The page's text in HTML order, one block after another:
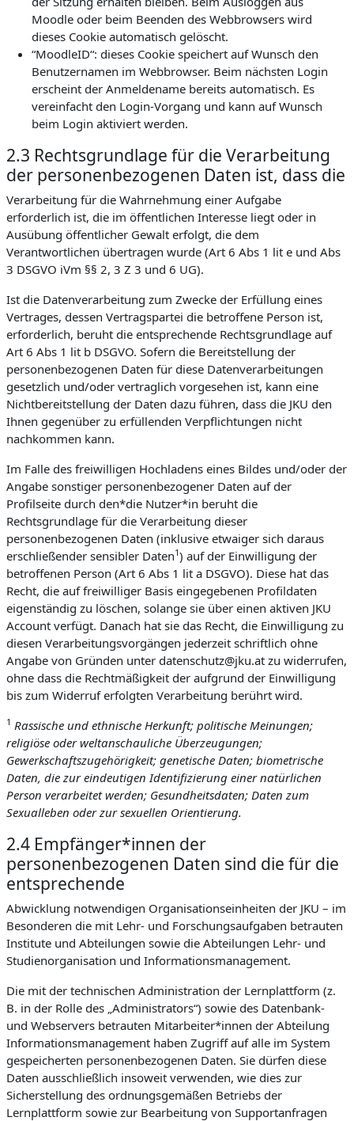
Moodle oder beim Beenden des Webbrowsers wird
dieses Cookie automatisch gelöscht.
“MoodleID“: dieses Cookie speichert auf Wunsch den
Benutzernamen im Webbrowser. Beim nächsten Login
erscheint der Anmeldename bereits automatisch. Es
vereinfacht den Login-Vorgang und kann auf Wunsch
beim Login aktiviert werden.
2.3 Rechtsgrundlage für die Verarbeitung
der personenbezogenen Daten ist, dass die
Verarbeitung für die Wahrnehmung einer Aufgabe
erforderlich ist, die im öffentlichen Interesse liegt oder in
Ausübung öffentlicher Gewalt erfolgt, die dem
Verantwortlichen übertragen wurde (Art 6 Abs 1 lit e und Abs
3 DSGVO iVm §§ 2, 3 Z 3 und 6 UG).
Ist die Datenverarbeitung zum Zwecke der Erfüllung eines
Vertrages, dessen Vertragspartei die betroffene Person ist,
erforderlich, beruht die entsprechende Rechtsgrundlage auf
Art 6 Abs 1 lit b DSGVO. Sofern die Bereitstellung der
personenbezogenen Daten für diese Datenverarbeitungen
gesetzlich und/oder vertraglich vorgesehen ist, kann eine
Nichtbereitstellung der Daten dazu führen, dass die JKU den
Ihnen gegenüber zu erfüllenden Verpflichtungen nicht
nachkommen kann.
Im Falle des freiwilligen Hochladens eines Bildes und/oder der
Angabe sonstiger personenbezogener Daten auf der
Profilseite durch den*die Nutzer*in beruht die
Rechtsgrundlage für die Verarbeitung dieser
personenbezogenen Daten (inklusive etwaiger sich daraus
erschließender sensibler Daten1) auf der Einwilligung der
betroffenen Person (Art 6 Abs 1 lit a DSGVO). Diese hat das
Recht, die auf freiwilliger Basis eingegebenen Profildaten
eigenständig zu löschen, solange sie über einen aktiven JKU
Account verfügt. Danach hat sie das Recht, die Einwilligung zu
diesen Verarbeitungsvorgängen jederzeit schriftlich ohne
Angabe von Gründen unter datenschutz@jku.at zu widerrufen,
ohne dass die Rechtmäßigkeit der aufgrund der Einwilligung
bis zum Widerruf erfolgten Verarbeitung berührt wird.
1 Rassische und ethnische Herkunft; politische Meinungen;
religiöse oder weltanschauliche Überzeugungen;
Gewerkschaftszugehörigkeit; genetische Daten; biometrische
Daten, die zur eindeutigen Identifizierung einer natürlichen
Person verarbeitet werden; Gesundheitsdaten; Daten zum
Sexualleben oder zur sexuellen Orientierung.
2.4 Empfänger*innen der
personenbezogenen Daten sind die für die
entsprechende
Abwicklung notwendigen Organisationseinheiten der JKU – im
Besonderen die mit Lehr- und Forschungsaufgaben betrauten
Institute und Abteilungen sowie die Abteilungen Lehr- und
Studienorganisation und Informationsmanagement.
Die mit der technischen Administration der Lernplattform (z.
B. in der Rolle des „Administrators“) sowie des Datenbank-
und Webservers betrauten Mitarbeiter*innen der Abteilung
Informationsmanagement haben Zugriff auf alle im System
gespeicherten personenbezogenen Daten. Sie dürfen diese
Daten ausschließlich insoweit verwenden, wie dies zur
Sicherstellung des ordnungsgemäßen Betriebs der
Lernplattform sowie zur Bearbeitung von Supportanfragen